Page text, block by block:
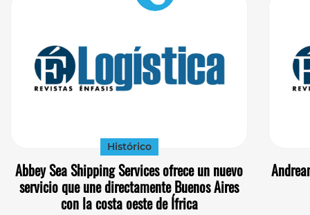
Histórico
Abbey Sea Shipping Services ofrece un nuevo
servicio que une directamente Buenos Aires
con la costa oeste de Ífrica